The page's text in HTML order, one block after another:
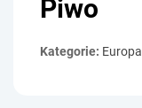
Piwo
Kategorie: Europa